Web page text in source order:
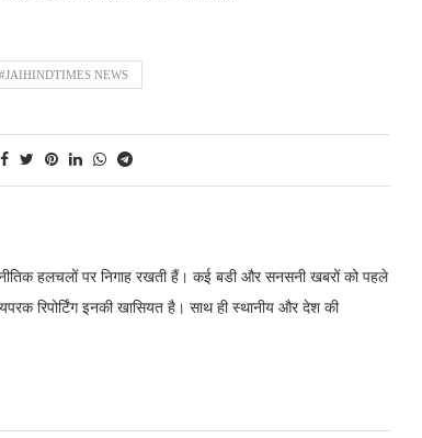
#JAIHINDTIMES NEWS
हलचलों पर निगाह रखती हैं। कई बडी और सनसनी खबरों को पहले
रिपोर्टिंग इनकी खासियत है। साथ ही स्थानीय और देश की